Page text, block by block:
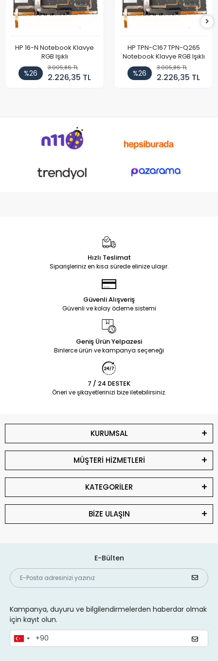
HP 16-N Notebook Klavye
RGB Işıklı
%26
3.005,86 TL
2.226,35 TL
HP TPN-C167 TPN-Q265
Notebook Klavye RGB Işıklı
%26
3.005,86 TL
2.226,35 TL
Hızlı Teslimat
Siparişleriniz en kısa sürede elinize ulaşır.
Güvenli Alışveriş
Güvenli ve kolay ödeme sistemi
Geniş Ürün Yelpazesi
Binlerce ürün ve kampanya seçeneği
7 / 24 DESTEK
Öneri ve şikayetlerinizi bize iletebilirsiniz.
KURUMSAL
MÜŞTERİ HİZMETLERİ
KATEGORİLER
BİZE ULAŞIN
E-Bülten
Kampanya, duyuru ve bilgilendirmelerden haberdar olmak
için kayıt olun.